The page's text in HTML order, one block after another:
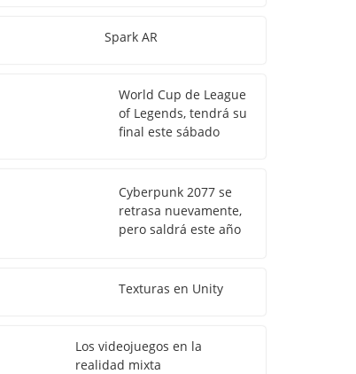
Spark AR
World Cup de League
of Legends, tendrá su
final este sábado
Cyberpunk 2077 se
retrasa nuevamente,
pero saldrá este año
Texturas en Unity
Los videojuegos en la
realidad mixta